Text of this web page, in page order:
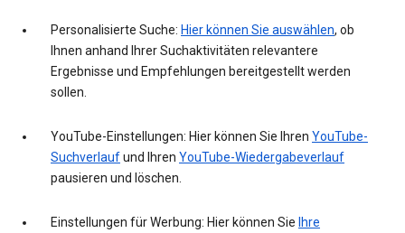
Personalisierte Suche: Hier können Sie auswählen, ob
Ihnen anhand Ihrer Suchaktivitäten relevantere
Ergebnisse und Empfehlungen bereitgestellt werden
sollen.
YouTube-Einstellungen: Hier können Sie Ihren YouTube-
Suchverlaufund Ihren YouTube-Wiedergabeverlauf
pausieren und löschen.
Einstellungen für Werbung: Hier können Sie Ihre